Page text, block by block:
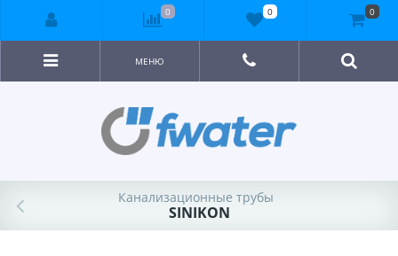
МЕНЮ
Канализационные трубы
SINIKON
0 0 0